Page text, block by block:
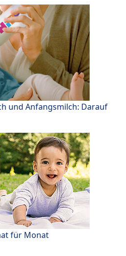
und Anfangsmilch: Darauf
für Monat